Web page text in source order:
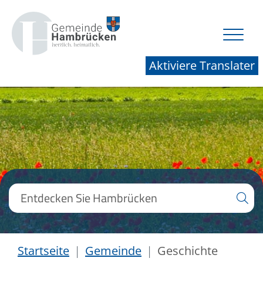
Aktiviere Translater
Startseite Gemeinde Geschichte